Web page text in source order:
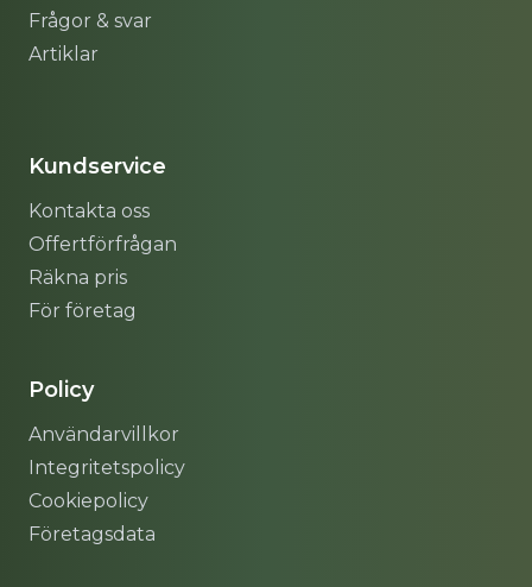
Frågor & svar
Artiklar
Kundservice
Kontakta oss
Offertförfrågan
Räkna pris
För företag
Policy
Användarvillkor
Integritetspolicy
Cookiepolicy
Företagsdata